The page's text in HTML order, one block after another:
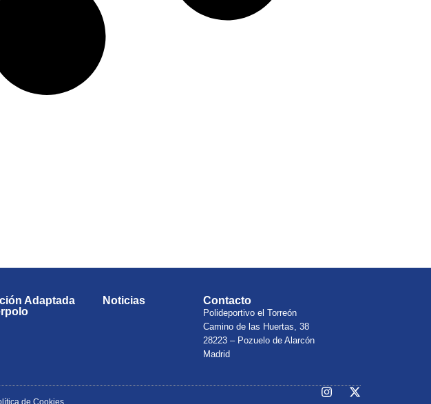
Adaptada
Noticias Contacto
Polideportivo el Torreón
Camino de las Huertas, 38
28223 – Pozuelo de Alarcón
Madrid
de Cookies